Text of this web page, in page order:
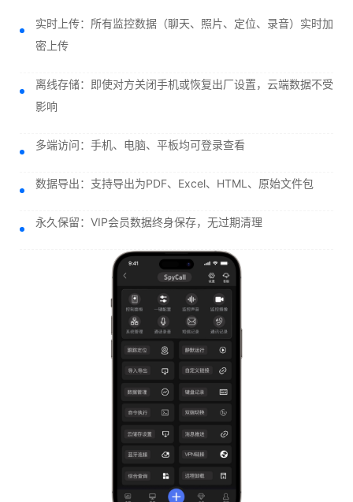
实时上传：所有监控数据（聊天、照片、定位、录音）实时加
密上传
离线存储：即使对方关闭手机或恢复出厂设置，云端数据不受
影响
多端访问：手机、电脑、平板均可登录查看
数据导出：支持导出为PDF、Excel、HTML、原始文件包
永久保留：VIP会员数据终身保存，无过期清理